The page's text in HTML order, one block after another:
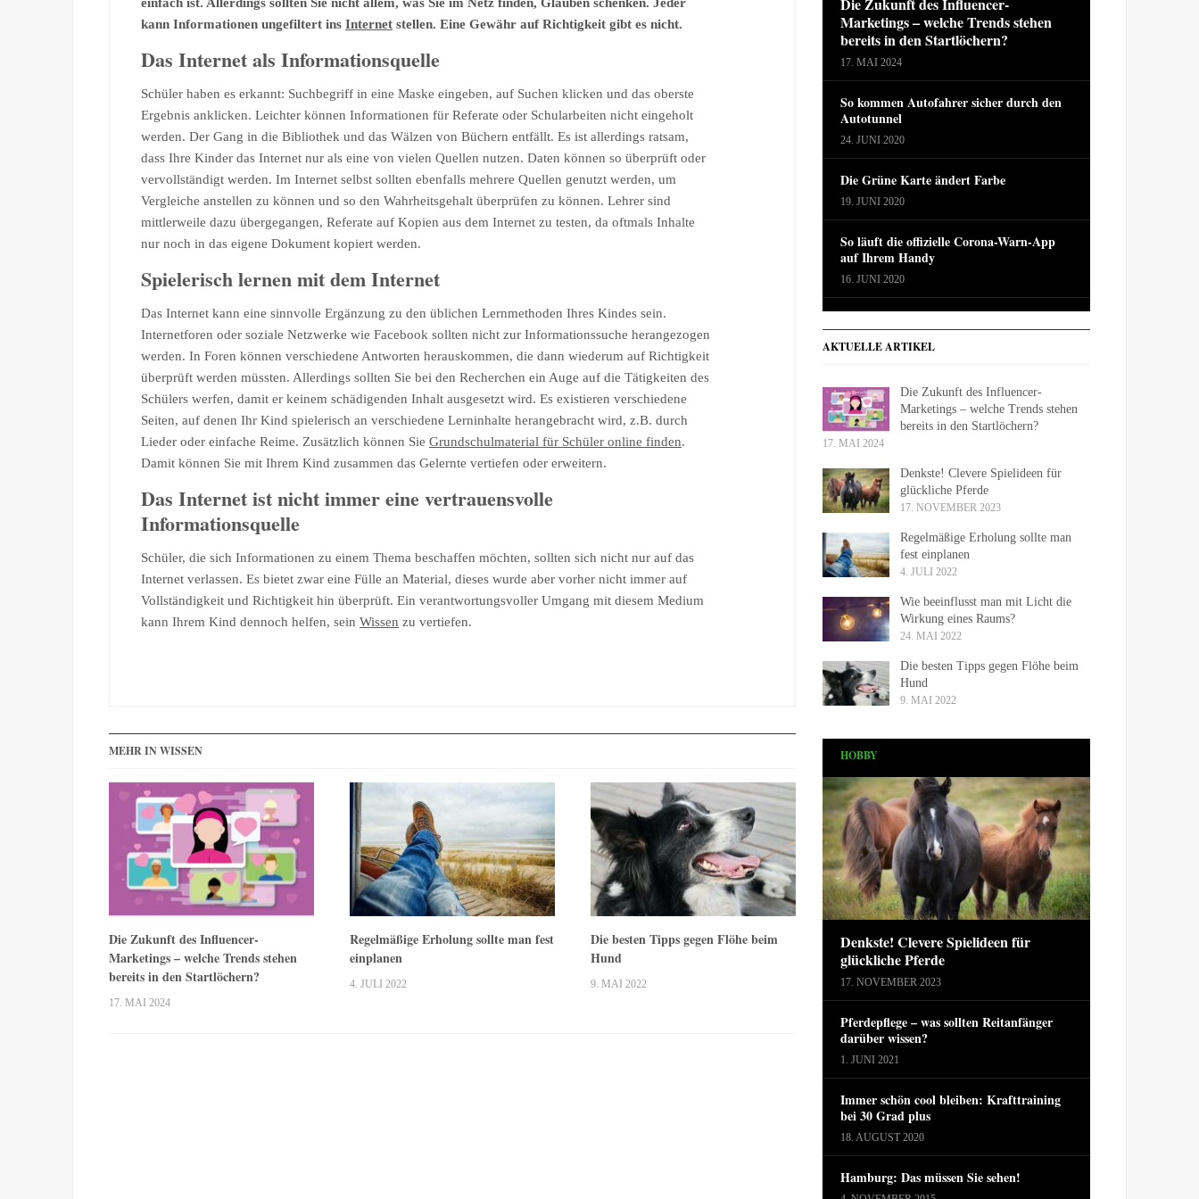
kann Informationen ungefiltert ins Internet stellen. Eine Gewähr auf Richtigkeit gibt es nicht.
Das Internet als Informationsquelle
Schüler haben es erkannt: Suchbegriff in eine Maske eingeben, auf Suchen klicken und das oberste
Ergebnis anklicken. Leichter können Informationen für Referate oder Schularbeiten nicht eingeholt
werden. Der Gang in die Bibliothek und das Wälzen von Büchern entfällt. Es ist allerdings ratsam,
dass Ihre Kinder das Internet nur als eine von vielen Quellen nutzen. Daten können so überprüft oder
vervollständigt werden. Im Internet selbst sollten ebenfalls mehrere Quellen genutzt werden, um
Vergleiche anstellen zu können und so den Wahrheitsgehalt überprüfen zu können. Lehrer sind
mittlerweile dazu übergegangen, Referate auf Kopien aus dem Internet zu testen, da oftmals Inhalte
nur noch in das eigene Dokument kopiert werden.
Spielerisch lernen mit dem Internet
Das Internet kann eine sinnvolle Ergänzung zu den üblichen Lernmethoden Ihres Kindes sein.
Internetforen oder soziale Netzwerke wie Facebook sollten nicht zur Informationssuche herangezogen
werden. In Foren können verschiedene Antworten herauskommen, die dann wiederum auf Richtigkeit
überprüft werden müssten. Allerdings sollten Sie bei den Recherchen ein Auge auf die Tätigkeiten des
Schülers werfen, damit er keinem schädigenden Inhalt ausgesetzt wird. Es existieren verschiedene
Seiten, auf denen Ihr Kind spielerisch an verschiedene Lerninhalte herangebracht wird, z.B. durch
Lieder oder einfache Reime. Zusätzlich können Sie Grundschulmaterial für Schüler online finden.
Damit können Sie mit Ihrem Kind zusammen das Gelernte vertiefen oder erweitern.
Das Internet ist nicht immer eine vertrauensvolle
Informationsquelle
Schüler, die sich Informationen zu einem Thema beschaffen möchten, sollten sich nicht nur auf das
Internet verlassen. Es bietet zwar eine Fülle an Material, dieses wurde aber vorher nicht immer auf
Vollständigkeit und Richtigkeit hin überprüft. Ein verantwortungsvoller Umgang mit diesem Medium
kann Ihrem Kind dennoch helfen, sein Wissen zu vertiefen.
MEHR IN WISSEN
Die Zukunft des Influencer-
Marketings – welche Trends stehen
bereits in den Startlöchern?
17. MAI 2024
Regelmäßige Erholung sollte man fest
einplanen
4. JULI 2022
Die besten Tipps gegen Flöhe beim
Hund
9. MAI 2022
Marketings – welche Trends stehen
bereits in den Startlöchern?
17. MAI 2024
So kommen Autofahrer sicher durch den
Autotunnel
24. JUNI 2020
Die Grüne Karte ändert Farbe
19. JUNI 2020
So läuft die offizielle Corona-Warn-App
auf Ihrem Handy
16. JUNI 2020
AKTUELLE ARTIKEL
Die Zukunft des Influencer-
Marketings – welche Trends stehen
bereits in den Startlöchern?
17. MAI 2024
Denkste! Clevere Spielideen für
glückliche Pferde
17. NOVEMBER 2023
Regelmäßige Erholung sollte man
fest einplanen
4. JULI 2022
Wie beeinflusst man mit Licht die
Wirkung eines Raums?
24. MAI 2022
Die besten Tipps gegen Flöhe beim
Hund
9. MAI 2022
HOBBY
Denkste! Clevere Spielideen für
glückliche Pferde
17. NOVEMBER 2023
Pferdepflege – was sollten Reitanfänger
darüber wissen?
1. JUNI 2021
Immer schön cool bleiben: Krafttraining
bei 30 Grad plus
18. AUGUST 2020
Hamburg: Das müssen Sie sehen!